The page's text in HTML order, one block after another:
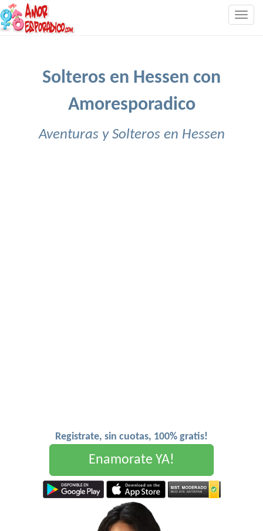
Solteros en Hessen con
Amoresporadico
Aventuras y Solteros en Hessen
Registrate, sin cuotas, 100% gratis!
Enamorate YA!